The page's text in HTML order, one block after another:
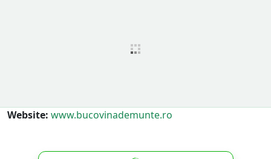
Website: www.bucovinademunte.ro